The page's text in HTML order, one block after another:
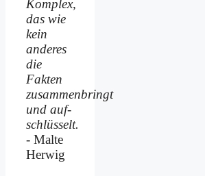
Komplex,
das wie
kein
anderes
die
Fakten
zusammenbringt
und auf­
schlüsselt.
- Malte
Herwig